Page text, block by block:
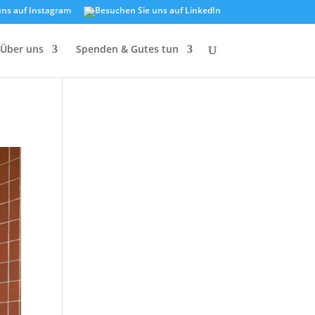
Über uns Spenden & Gutes tun